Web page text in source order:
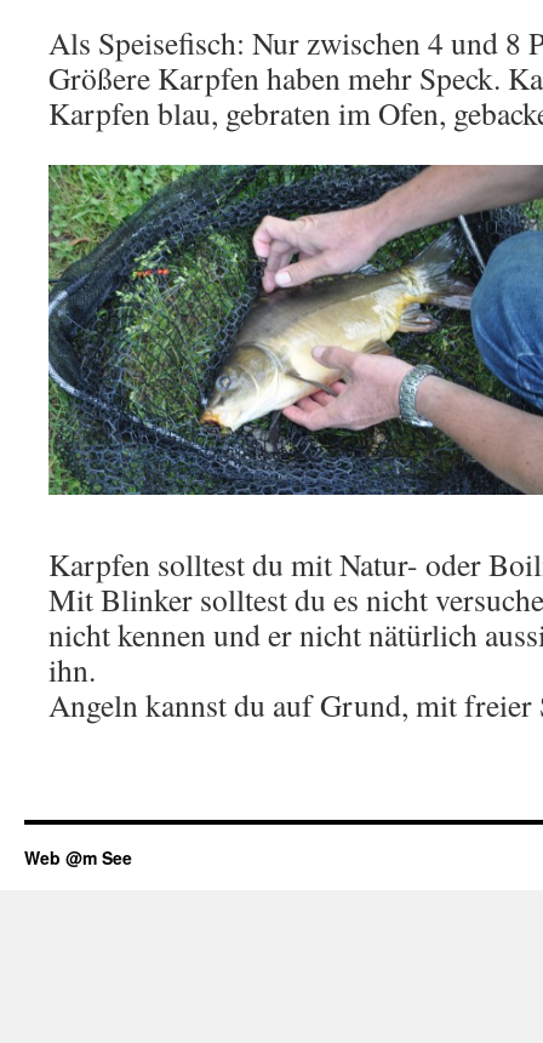
Als Speisefisch: Nur zwischen 4 und 8
Größere Karpfen haben mehr Speck.
Karpfen blau, gebraten im Ofen,
Karpfen solltest du mit Natur- oder
Mit Blinker solltest du es nicht
nicht kennen und er nicht nätürlich
ihn.
Angeln kannst du auf Grund, mit freier
Web @m See